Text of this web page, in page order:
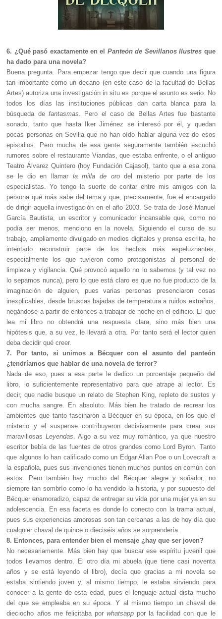
6. ¿Qué pasó exactamente en el Panteón de Sevillanos Ilustres que
ha dado para una novela?
Buena pregunta. Para empezar tengo que decir que cuando una figura
tan importante como un decano (en este caso de la facultad de Bellas
Artes) autoriza una investigación in situ es porque el asunto es serio. No
todos los días las instituciones públicas dan carta blanca para la
búsqueda defantasmas . Pero el caso de Bellas Artes fue bastante
sonado, tanto que hasta Iker Jiménez se interesó por él, y quedan
pocas personas en Sevilla que no han oído hablar alguna vez de esos
episodios. Pero mucha de esa gente seguramente también escuchó
rumores sobre el restaurante Viandas, que estaba enfrente, o el antiguo
Teatro Álvarez Quintero (hoy Fundación Cajasol), tanto que a esa zona
se le dio en llamar la milla de orodel misterio por parte de los
especialistas. Yo tengo la suerte de contar entre mis amigos con la
persona qué más sabe del tema y que, precisamente, fue el encargado
de dirigir aquella investigación en el año 2003. Se trata de José Manuel
García Bautista, un escritor y comunicador incansable que, como no
podía ser menos, menciono en la novela. Siguiendo el curso de su
trabajo, ampliamente divulgado en medios digitales y prensa escrita, he
intentado reconstruir parte de los hechos más espeluznantes,
especialmente los que tuvieron como protagonistas al personal de
limpieza y vigilancia. Qué provocó aquello no lo sabemos (y tal vez no
lo sepamos nunca), pero lo que está claro es que no fue producto de la
imaginación de alguien, pues varias personas presenciaron cosas
inexplicables, desde bruscas bajadas de temperatura a ruidos extraños,
negándose a partir de entonces a trabajar de noche en el edificio. El que
lea mi libro no obtendrá una respuesta clara, sino más bien una
hipótesis que, a su vez, le llevará a otra. Por tanto será el lector quien
deba decidir qué creer.
7. Por tanto, si unimos a Bécquer con el asunto del panteón
¿tendríamos que hablar de una novela de terror?
Nada de eso, pues a esa parte le dedico un porcentaje pequeño del
libro, lo suficientemente representativo para que atrape al lector. Es
decir, que nadie busque un relato de Stephen King, repleto de sustos y
con mucha sangre. En absoluto. Más bien he tratado de recrear los
ambientes que tanto fascinaron a Bécquer en su época, en los que el
misterio y el suspense contribuyeron decisivamente para crear sus
maravillosasLeyendas . Algo a su vez muy romántico, ya que nuestro
escritor bebía de las fuentes de otros grandes como Lord Byron. Tanto
que algunos lo han calificado como un Edgar Allan Poe o un Lovecraft a
la española, pues sus invenciones tienen muchos puntos en común con
estos. Pero también hay mucho del Bécquer alegre y soñador, no
siempre tan sombrío como lo ha vendido la historia, y por supuesto del
Bécquer enamoradizo, capaz de entregar su vida por una mujer ya en su
adolescencia. En esa faceta es donde lo conecto con la trama actual,
pues sus experiencias amorosas son tan cercanas a las de hoy día que
cualquier chaval de quince o dieciséis años se sorprendería.
8. Entonces, para entender bien el mensaje ¿hay que ser joven?
No necesariamente. Más bien hay que buscar ese espíritu juvenil que
todos llevamos dentro. El otro día mi abuela (que tiene casi noventa
años y se está leyendo el libro), decía que gracias a mi novela se
estaba sintiendo joven y, al mismo tiempo, le estaba sirviendo para
conocer a la gente de esta edad, pues el lenguaje actual dista mucho
del que se empleaba en su época. Y al mismo tiempo un chaval de
dieciocho años me felicitaba porwhatsapp por la facilidad con que le